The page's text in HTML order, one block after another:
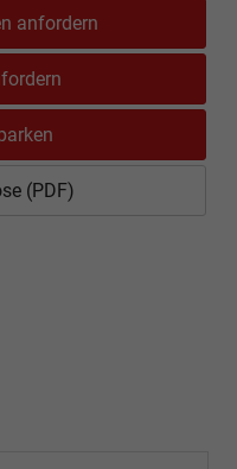
anfordern
(PDF)